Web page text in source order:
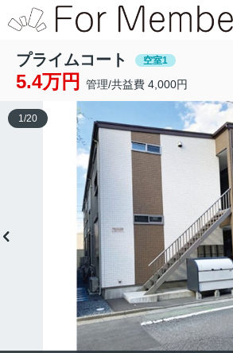
プライムコート 空室1
5.4万円 管理/共益費 4,000円
1/20